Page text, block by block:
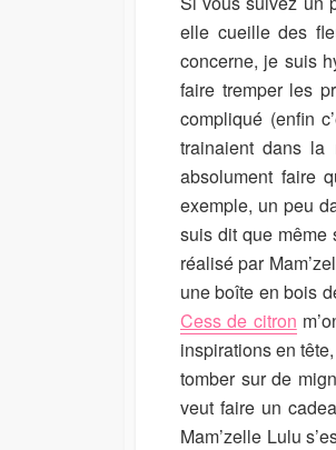
S
H
E
D
A
T
I
I
elle cueille des
concerne, je suis
faire tremper les
compliqué (enfin
trainaient dans
absolument faire
exemple, un peu
suis dit que même
réalisé par
une boîte en bois
Cess de citron
inspirations en
tomber sur de
veut faire un
Mam’zelle Lulu